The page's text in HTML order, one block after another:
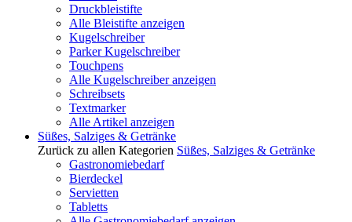
Druckbleistifte
Alle Bleistifte anzeigen
Kugelschreiber
Parker Kugelschreiber
Touchpens
Alle Kugelschreiber anzeigen
Schreibsets
Textmarker
Alle Artikel anzeigen
Süßes, Salziges & Getränke
Zurück zu allen Kategorien Süßes, Salziges & Getränke
Gastronomiebedarf
Bierdeckel
Servietten
Tabletts